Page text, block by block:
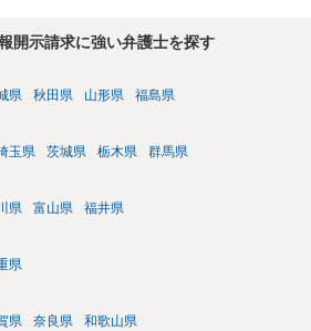
開示請求に強い弁護士を探す
県 秋田県 山形県 福島県
玉県 茨城県 栃木県 群馬県
県 富山県 福井県
県
県 奈良県 和歌山県